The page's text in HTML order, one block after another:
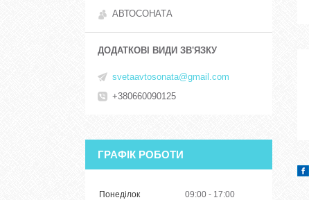
АВТОСОНАТА
svetaavtosonata@gmail.com
+380660090125
ГРАФІК РОБОТИ
Понеділок 09:00 17:00